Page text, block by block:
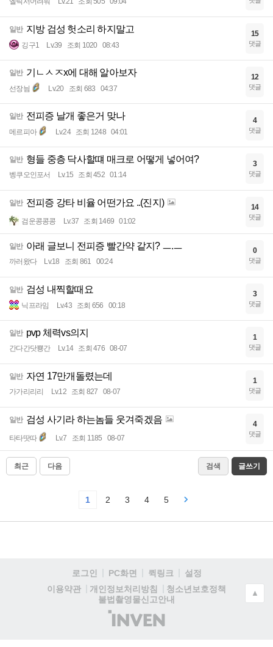
일반 지방 검성 헛소리 하지말고
깅구1 Lv.39 조회 1020 08:43
15
댓글
일반 기ㄴㅅㅈx에 대해 알아보자
선장늼 Lv.20 조회 683 04:37
12
댓글
일반 전피증 날개 좋은거 맞나
메르피아 Lv.24 조회 1248 04:01
4
댓글
일반 형들 중층 닥사할떄 매크로 어떻게 넣어여?
벵쿠오인포서 Lv.15 조회 452 01:14
3
댓글
일반 전피증 강타 비율 어떤가요 ..(진지)
검운콩콩콩 Lv.37 조회 1469 01:02
14
댓글
일반 아래 글보니 전피증 빨간약 같지? ㅡ.ㅡ
까러왔다 Lv.18 조회 861 00:24
0
댓글
일반 검성 내찍할때요
닉프라임 Lv.43 조회 656 00:18
3
댓글
일반 pvp 체력vs의지
간다간닷뿅간 Lv.14 조회 476 08-07
1
댓글
일반 자연 17만개돌렸는데
가가리리리 Lv.12 조회 827 08-07
1
댓글
일반 검성 사기라 하는놈들 웃겨죽겠음
타타땃따 Lv.7 조회 1185 08-07
4
댓글
최근 다음 검색 글쓰기
1 2 3 4 5
로그인 PC화면 퀵링크
설정
이용약관
개인정보처리방침
청소년보호정책
불법촬영물신고안내
(주)
인
▲